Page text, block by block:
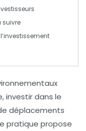
suivre
investir dans le
déplacements
pratique propose